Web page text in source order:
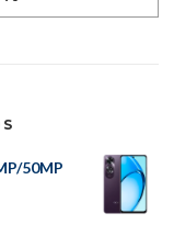
50MP